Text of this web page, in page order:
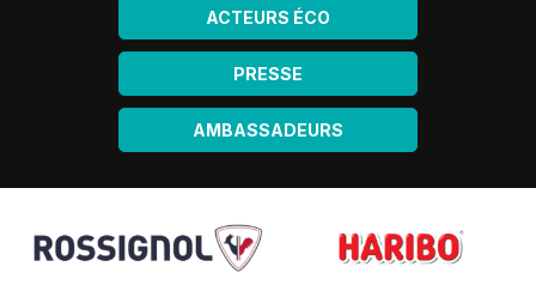
ACTEURS ÉCO
PRESSE
AMBASSADEURS